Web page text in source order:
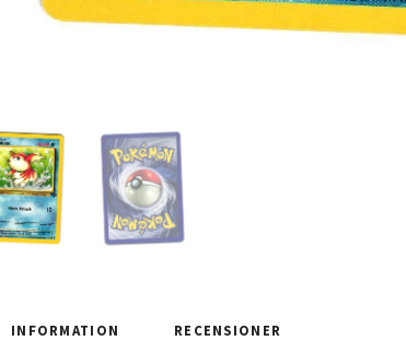
INFORMATION RECENSIONER